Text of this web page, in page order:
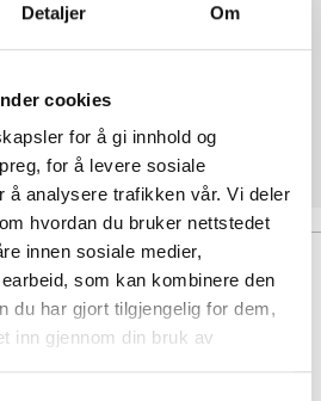
Detaljer Om
cookies
for å gi innhold og
for å levere sosiale
å analysere trafikken vår. Vi deler
hvordan du bruker nettstedet
innen sosiale medier,
som kan kombinere den
du har gjort tilgjengelig for dem,
inn gjennom din bruk av
– hva påvirker prisen?
– en lovpålagt
næringsbygg – sikker